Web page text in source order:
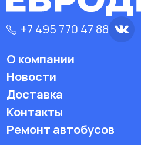
+7 495 770 47 88
О компании
Новости
Доставка
Контакты
Ремонт автобусов